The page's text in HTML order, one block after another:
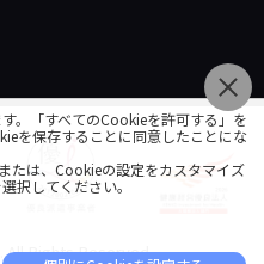
All Rights Reserved.
。「すべてのCookieを許可する」を
を保存することに同意したことにな
たは、Cookieの設定をカスタマイズ
択してください。